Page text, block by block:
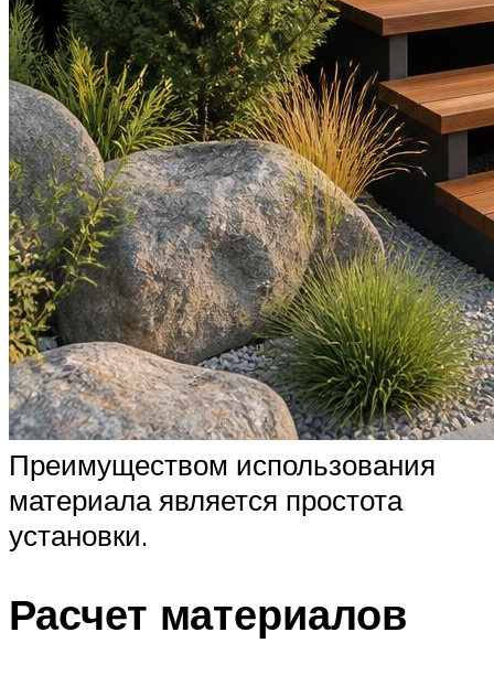
Преимуществом использования
материала является простота
установки.
Расчет материалов